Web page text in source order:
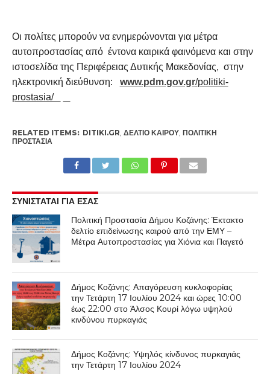
Οι πολίτες μπορούν να ενημερώνονται για μέτρα
αυτοπροστασίας από έντονα καιρικά φαινόμενα και στην
ιστοσελίδα της Περιφέρειας Δυτικής Μακεδονίας, στην
ηλεκτρονική διεύθυνση: www.pdm.gov.gr/politiki-
prostasia/
RELATED ITEMS: DITIKI.GR, ΔΕΛΤΙΟ ΚΑΙΡΟΥ, ΠΟΛΙΤΙΚΉ
ΠΡΟΣΤΑΣΊΑ
ΣΥΝΙΣΤΑΤΑΙ ΓΙΑ ΕΣΑΣ
Πολιτική Προστασία Δήμου Κοζάνης: Έκτακτο
δελτίο επιδείνωσης καιρού από την ΕΜΥ –
Μέτρα Αυτοπροστασίας για Χιόνια και Παγετό
Δήμος Κοζάνης: Απαγόρευση κυκλοφορίας
την Τετάρτη 17 Ιουλίου 2024 και ώρες 10:00
έως 22:00 στο Άλσος Κουρί λόγω υψηλού
κινδύνου πυρκαγιάς
Δήμος Κοζάνης: Υψηλός κίνδυνος πυρκαγιάς
την Τετάρτη 17 Ιουλίου 2024